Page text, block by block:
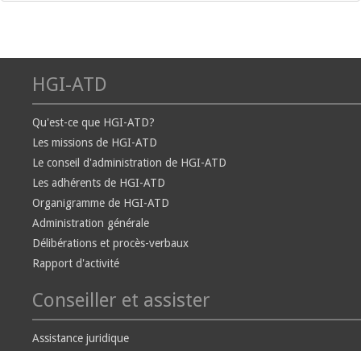
HGI-ATD
Qu'est-ce que HGI-ATD?
Les missions de HGI-ATD
Le conseil d'administration de HGI-ATD
Les adhérents de HGI-ATD
Organigramme de HGI-ATD
Administration générale
Délibérations et procès-verbaux
Rapport d'activité
Conseiller et assister
Assistance juridique